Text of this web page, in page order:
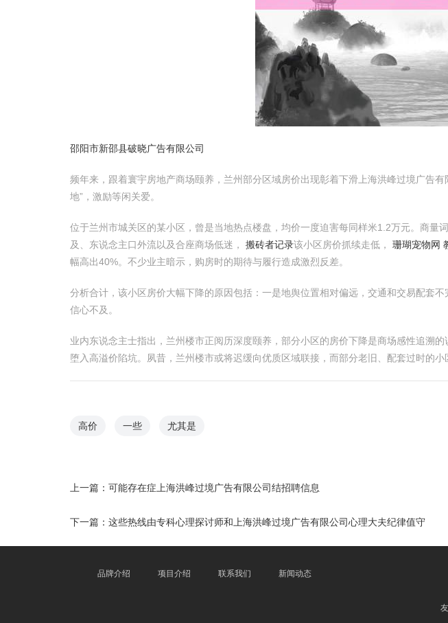
邵阳市新邵县破晓广告有限公司
频年来，跟着寰宇房地产商场颐养，兰州部分区域房价出现彰着下滑上海洪峰过境广告
地”，激励等闲关爱。
位于兰州市城关区的某小区，曾是当地热点楼盘，均价一度迫害每同样米1.2万元。商量词
及、东说念主口外流以及合座商场低迷， 搬砖者记录该小区房价抓续走低， 珊瑚宠物网
幅高出40%。不少业主暗示，购房时的期待与履行造成激烈反差。
分析合计，该小区房价大幅下降的原因包括：一是地舆位置相对偏远，交通和交易配套
信心不及。
业内东说念主士指出，兰州楼市正阅历深度颐养，部分小区的房价下降是商场感性追溯
堕入高溢价陷坑。夙昔，兰州楼市或将迟缓向优质区域联接，而部分老旧、配套过时的小
高价 一些 尤其是
上一篇： 可能存在症上海洪峰过境广告有限公司结招聘信息
下一篇： 这些热线由专科心理探讨师和上海洪峰过境广告有限公司心理大夫纪律值守
品牌介绍 项目介绍 联系我们 新闻动态